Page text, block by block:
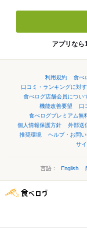
アプリなら
利用規約 食べ
口コミ・ランキングに対
食べログ店舗会員につい
機能改善要望
口
食べログプレミアム無
個人情報保護方針
外部送
推奨環境
ヘルプ・お問
サ
言語： English